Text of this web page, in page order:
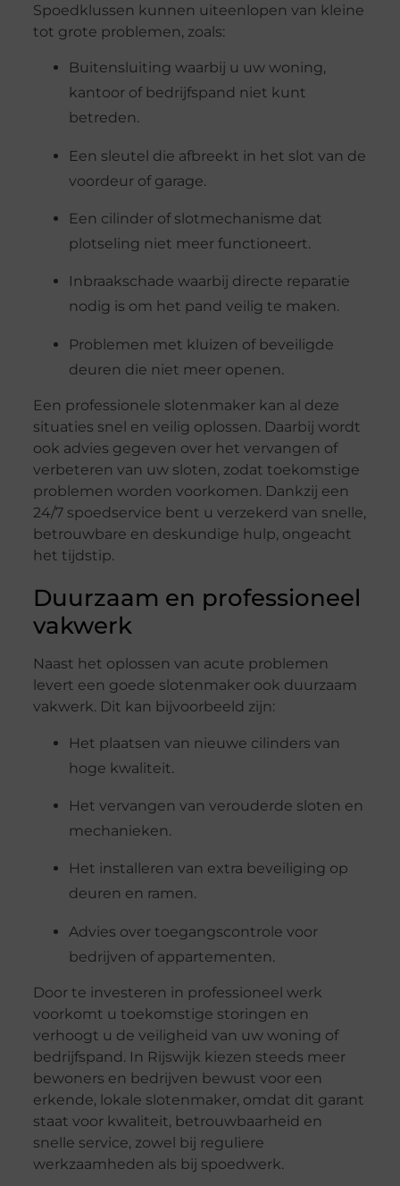
Spoedklussen kunnen uiteenlopen van kleine
tot grote problemen, zoals:
Buitensluiting waarbij u uw woning,
kantoor of bedrijfspand niet kunt
betreden.
Een sleutel die afbreekt in het slot van de
voordeur of garage.
Een cilinder of slotmechanisme dat
plotseling niet meer functioneert.
Inbraakschade waarbij directe reparatie
nodig is om het pand veilig te maken.
Problemen met kluizen of beveiligde
deuren die niet meer openen.
Een professionele slotenmaker kan al deze
situaties snel en veilig oplossen. Daarbij wordt
ook advies gegeven over het vervangen of
verbeteren van uw sloten, zodat toekomstige
problemen worden voorkomen. Dankzij een
24/7 spoedservice bent u verzekerd van snelle,
betrouwbare en deskundige hulp, ongeacht
het tijdstip.
Duurzaam en professioneel
vakwerk
Naast het oplossen van acute problemen
levert een goede slotenmaker ook duurzaam
vakwerk. Dit kan bijvoorbeeld zijn:
Het plaatsen van nieuwe cilinders van
hoge kwaliteit.
Het vervangen van verouderde sloten en
mechanieken.
Het installeren van extra beveiliging op
deuren en ramen.
Advies over toegangscontrole voor
bedrijven of appartementen.
Door te investeren in professioneel werk
voorkomt u toekomstige storingen en
verhoogt u de veiligheid van uw woning of
bedrijfspand. In Rijswijk kiezen steeds meer
bewoners en bedrijven bewust voor een
erkende, lokale slotenmaker, omdat dit garant
staat voor kwaliteit, betrouwbaarheid en
snelle service, zowel bij reguliere
werkzaamheden als bij spoedwerk.